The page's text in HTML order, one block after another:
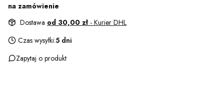
na zamówienie
Dostawa od 30,00 zł - Kurier DHL
Czas wysyłki:5 dni
Zapytaj o produkt